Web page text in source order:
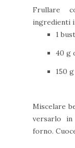
Frullare
ingredienti
1
40 g
150
Miscelare
versarlo
forno.